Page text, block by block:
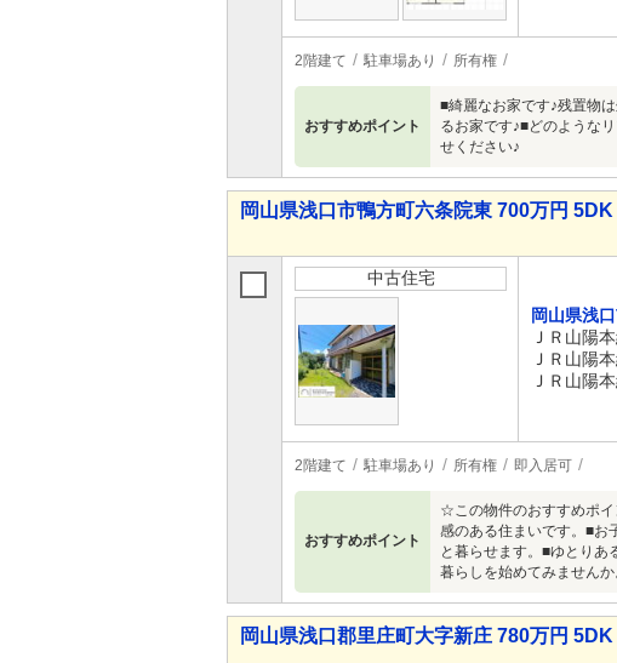
2階建て 駐車場あり 所有権
おすすめポイント
■綺麗なお家です♪残置物
るお家です♪■どのような
せください♪
岡山県浅口市鴨方町六条院東 700万円 5DK
中古住宅
岡山県浅
ＪＲ山陽
ＪＲ山陽
ＪＲ山陽
2階建て 駐車場あり 所有権 即入居可
おすすめポイント
☆この物件のおすすめポ
感のある住まいです。■お
と暮らせます。■ゆとりあ
暮らしを始めてみません
岡山県浅口郡里庄町大字新庄 780万円 5DK